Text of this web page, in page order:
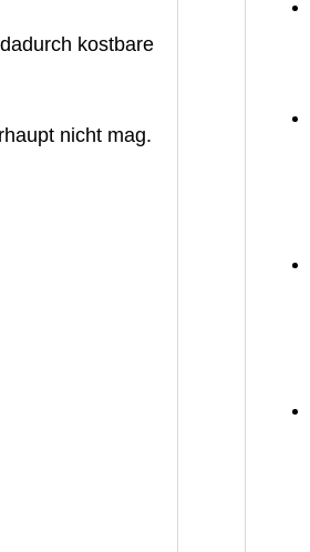
kostbare
nicht mag.